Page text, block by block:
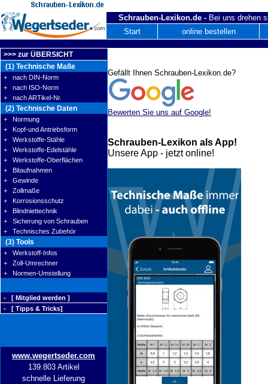
Schrauben-Lexikon.de - Bei uns drehen
Start
online bestellen
>>> zur ÜBERSICHT
(1) Technische Maße
+ nach DIN-Norm
+ nach ISO-Norm
+ nach ARTikel-Nr.
(2) Technische Daten
+ Normung
+ Kopf-und Antriebsform
+ Werkstoffe-Stähle
+ Werkstoffe-Edelstähle
+ Werkstoffe-Oberflächen
+ Bitaufnahmen
+ Gewinde
+ Zollmaße
+ Korrosionsschutz
+ Blindniettechnik
+ Sicherung von Schrauben
+ Technisches Zubehör
(3) Tools
+ Werkstoff-Infos
+ Zoll-Umrechner
+ Normen-Umstellung
- [ Mitglied werden ]
- [ Tipps & Tricks]
www.wegertseder.com
139.803 Artikel
schnelle Lieferung
Gefällt Ihnen Schrauben-Lexikon.de?
Bewerten Sie uns auf Google!
Schrauben-Lexikon als App!
Unsere App - jetzt online!